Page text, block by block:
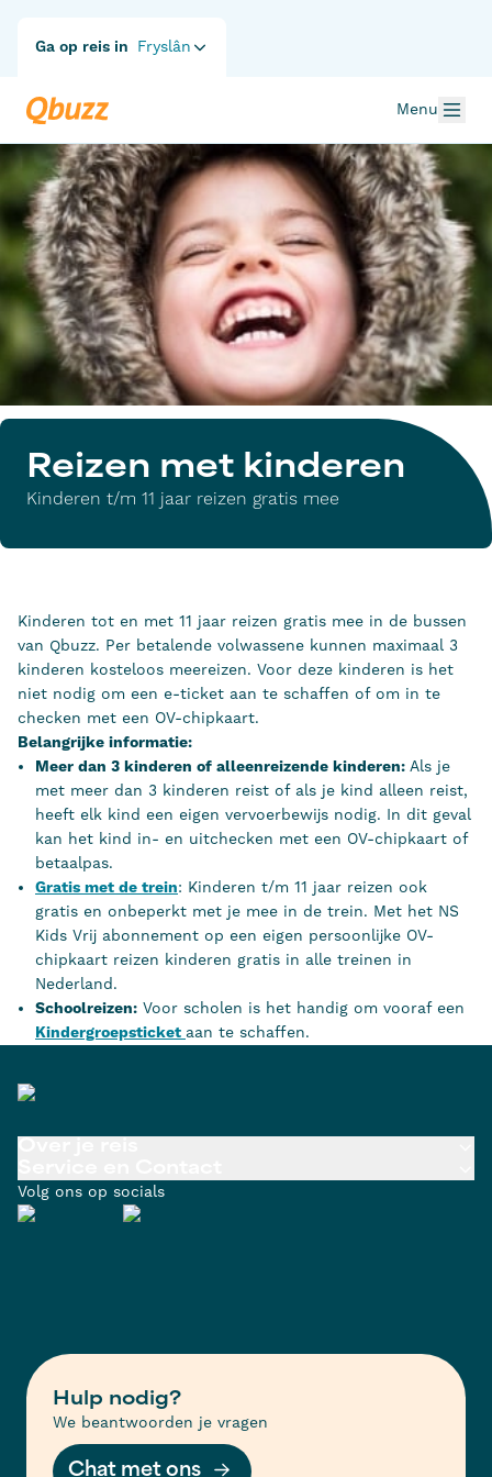
Ga op reis in Fryslân
Menu
Reizen met kinderen
Kinderen t/m 11 jaar reizen gratis mee
Kinderen tot en met 11 jaar reizen gratis mee in de bussen
van Qbuzz. Per betalende volwassene kunnen maximaal 3
kinderen kosteloos meereizen. Voor deze kinderen is het
niet nodig om een e-ticket aan te schaffen of om in te
checken met een OV-chipkaart.
Belangrijke informatie:
Meer dan 3 kinderen of alleenreizende kinderen: Als je
met meer dan 3 kinderen reist of als je kind alleen reist,
heeft elk kind een eigen vervoerbewijs nodig. In dit geval
kan het kind in- en uitchecken met een OV-chipkaart of
betaalpas.
Gratis met de trein: Kinderen t/m 11 jaar reizen ook
gratis en onbeperkt met je mee in de trein. Met het NS
Kids Vrij abonnement op een eigen persoonlijke OV-
chipkaart reizen kinderen gratis in alle treinen in
Nederland.
Schoolreizen: Voor scholen is het handig om vooraf een
Kindergroepsticket aan te schaffen.
Volg ons op socials
Hulp nodig?
We beantwoorden je vragen
Chat met ons